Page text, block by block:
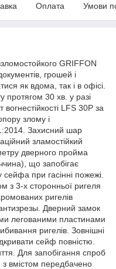
Оплата Умови
GRIFFON
грошей і
як вдома, так і в офісі.
протягом 30 хв. у разі
LFS 30P за
злому і
Захисний шар
зламостійкий
дверного пройма
що запобігає
при гасінні пожежі.
3-х сторонньої ригеля
ригелів
Дверний замок
легованими пластинами
ригелів. Зовнішні
сейф повністю.
Для запобігання спроб
вмістом передбачено